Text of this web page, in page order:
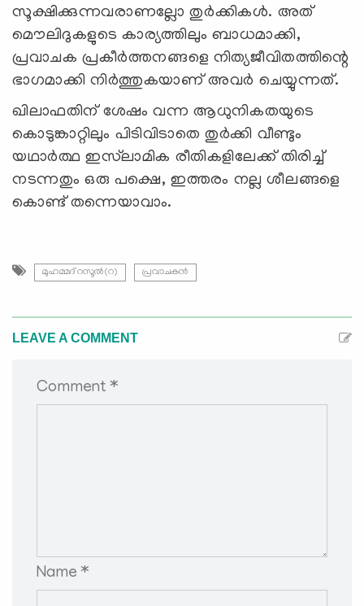
സൂക്ഷിക്കുന്നവരാണല്ലോ തുര്‍ക്കികള്‍. അത്
മൌലിദുകളുടെ കാര്യത്തിലും ബാധമാക്കി,
പ്രവാചക പ്രകീര്‍ത്തനങ്ങളെ നിത്യജീവിതത്തിന്റെ
ഭാഗമാക്കി നിര്‍ത്തുകയാണ് അവര്‍ ചെയ്യുന്നത്.
ഖിലാഫതിന് ശേഷം വന്ന ആധുനികതയുടെ
കൊടുങ്കാറ്റിലും പിടിവിടാതെ തുര്‍ക്കി വീണ്ടും
യഥാര്‍ത്ഥ ഇസ്‍ലാമിക രീതികളിലേക്ക് തിരിച്ച്
നടന്നതും ഒരു പക്ഷെ, ഇത്തരം നല്ല ശീലങ്ങളെ
കൊണ്ട് തന്നെയാവാം.
മുഹമ്മദ് റസൂൽ(റ) പ്രവാചകൻ
LEAVE A COMMENT
Comment *
Name *